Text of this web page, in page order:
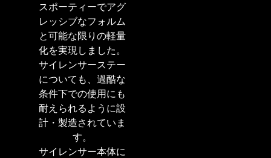
スポーティーでアグ
レッシブなフォルム
と可能な限りの軽量
化を実現しました。
サイレンサーステー
についても、過酷な
条件下での使用にも
耐えられるように設
計・製造されていま
す。
サイレンサー本体に